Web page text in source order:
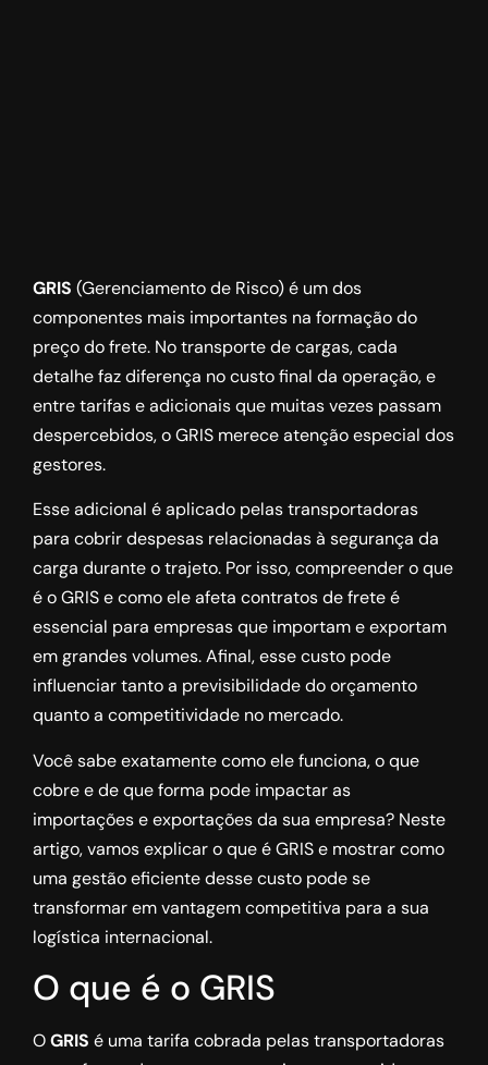
GRIS (Gerenciamento de Risco) é um dos
componentes mais importantes na formação do
preço do frete. No transporte de cargas, cada
detalhe faz diferença no custo final da operação, e
entre tarifas e adicionais que muitas vezes passam
despercebidos, o GRIS merece atenção especial dos
gestores.
Esse adicional é aplicado pelas transportadoras
para cobrir despesas relacionadas à segurança da
carga durante o trajeto. Por isso, compreender o que
é o GRIS e como ele afeta contratos de frete é
essencial para empresas que importam e exportam
em grandes volumes. Afinal, esse custo pode
influenciar tanto a previsibilidade do orçamento
quanto a competitividade no mercado.
Você sabe exatamente como ele funciona, o que
cobre e de que forma pode impactar as
importações e exportações da sua empresa? Neste
artigo, vamos explicar o que é GRIS e mostrar como
uma gestão eficiente desse custo pode se
transformar em vantagem competitiva para a sua
logística internacional.
O que é o GRIS
OGRIS é uma tarifa cobrada pelas transportadoras